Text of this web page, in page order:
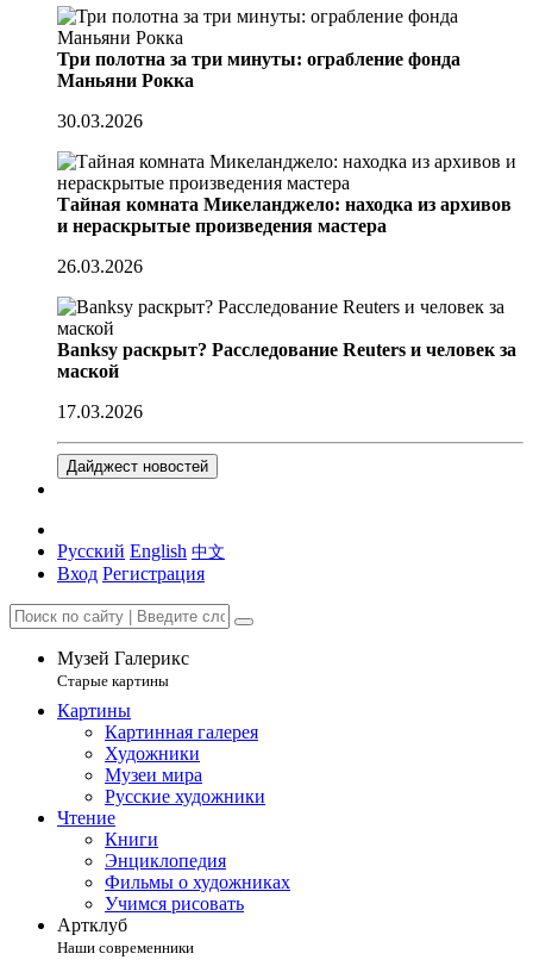
Три полотна за три минуты: ограбление фонда
Маньяни Рокка
30.03.2026
Тайная комната Микеланджело: находка из архивов
и нераскрытые произведения мастера
26.03.2026
Banksy раскрыт? Расследование Reuters и человек за
маской
17.03.2026
Дайджест новостей
Русский English 中文
Вход Регистрация
Музей Галерикс
Старые картины
Картины
Картинная галерея
Художники
Музеи мира
Русские художники
Чтение
Книги
Энциклопедия
Фильмы о художниках
Учимся рисовать
Артклуб
Наши современники